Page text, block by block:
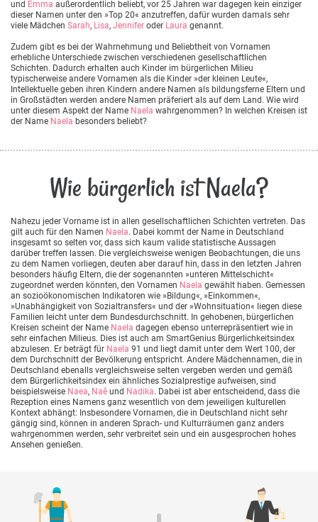
und Emma außerordentlich beliebt, vor 25 Jahren war dagegen kein einziger
dieser Namen unter den »Top 20« anzutreffen, dafür wurden damals sehr
viele Mädchen Sarah, Lisa, Jennifer oder Laura genannt.
Zudem gibt es bei der Wahrnehmung und Beliebtheit von Vornamen
erhebliche Unterschiede zwischen verschiedenen gesellschaftlichen
Schichten. Dadurch erhalten auch Kinder im bürgerlichen Milieu
typischerweise andere Vornamen als die Kinder »der kleinen Leute«,
Intellektuelle geben ihren Kindern andere Namen als bildungsferne Eltern und
in Großstädten werden andere Namen präferiert als auf dem Land. Wie wird
unter diesem Aspekt der Name Naela wahrgenommen? In welchen Kreisen ist
der Name Naela besonders beliebt?
Wie bürgerlich ist Naela?
Nahezu jeder Vorname ist in allen gesellschaftlichen Schichten vertreten. Das
gilt auch für den Namen Naela. Dabei kommt der Name in Deutschland
insgesamt so selten vor, dass sich kaum valide statistische Aussagen
darüber treffen lassen. Die vergleichsweise wenigen Beobachtungen, die uns
zu dem Namen vorliegen, deuten aber darauf hin, dass in den letzten Jahren
besonders häufig Eltern, die der sogenannten »unteren Mittelschicht«
zugeordnet werden könnten, den Vornamen Naela gewählt haben. Gemessen
an sozioökonomischen Indikatoren wie »Bildung«, »Einkommen«,
»Unabhängigkeit von Sozialtransfers« und der »Wohnsituation« liegen diese
Familien leicht unter dem Bundesdurchschnitt. In gehobenen, bürgerlichen
Kreisen scheint der Name Naela dagegen ebenso unterrepräsentiert wie in
sehr einfachen Milieus. Dies ist auch am SmartGenius Bürgerlichkeitsindex
abzulesen. Er beträgt für Naela 91 und liegt damit unter dem Wert 100, der
dem Durchschnitt der Bevölkerung entspricht. Andere Mädchennamen, die in
Deutschland ebenalls vergleichsweise selten vergeben werden und gemäß
dem Bürgerlichkeitsindex ein ähnliches Sozialprestige aufweisen, sind
beispielsweise Naea, Naê und Nadika. Dabei ist aber entscheidend, dass die
Rezeption eines Namens ganz wesentlich von dem jeweiligen kulturellen
Kontext abhängt: Insbesondere Vornamen, die in Deutschland nicht sehr
gängig sind, können in anderen Sprach- und Kulturräumen ganz anders
wahrgenommen werden, sehr verbreitet sein und ein ausgesprochen hohes
Ansehen genießen.